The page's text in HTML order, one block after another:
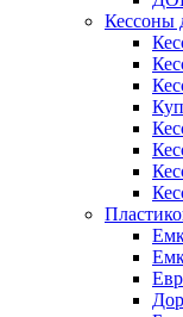
Кессоны